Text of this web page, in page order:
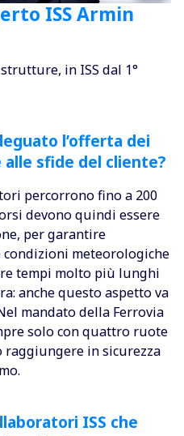
ISS Armin
in ISS dal 1°
l’offerta dei
sfide del cliente?
percorrono fino a 200
devono quindi essere
per garantire
condizioni meteorologiche
tempi molto più lunghi
anche questo aspetto va
mandato della Ferrovia
solo con quattro ruote
raggiungere in sicurezza
ISS che